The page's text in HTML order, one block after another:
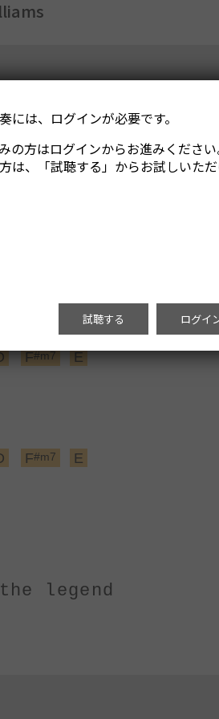
には、ログインが必要です。
の方はログインからお進みください
は、「試聴する」からお試しいただ
試聴する ログイ